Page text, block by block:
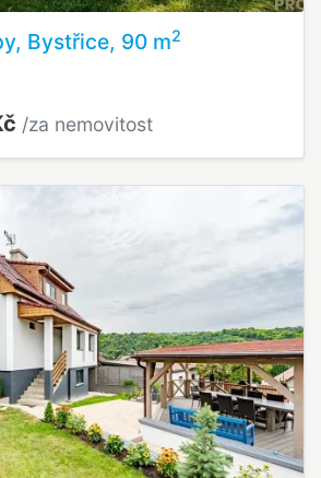
Bystřice, 90 m2
/za nemovitost